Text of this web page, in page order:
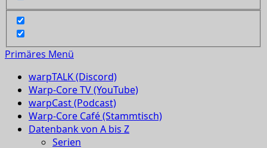
Primäres Menü
warpTALK (Discord)
Warp-Core TV (YouTube)
warpCast (Podcast)
Warp-Core Café (Stammtisch)
Datenbank von A bis Z
Serien